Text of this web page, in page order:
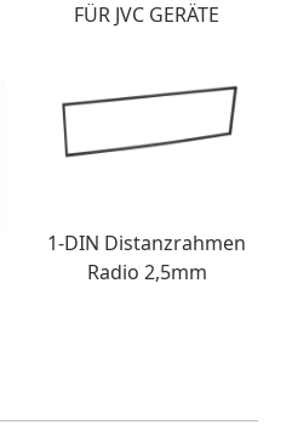
FÜR JVC GERÄTE
1-DIN Distanzrahmen
Radio 2,5mm